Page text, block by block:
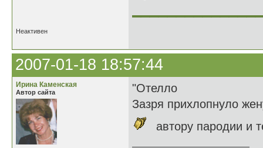
Неактивен
2007-01-18 18:57:44
Ирина Каменская
Автор сайта
"Отелло
Зазря прихлопнуло
автору пародии и